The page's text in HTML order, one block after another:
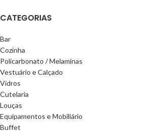
CATEGORIAS
Bar
Cozinha
Policarbonato / Melaminas
Vestuário e Calçado
Vidros
Cutelaria
Louças
Equipamentos e Mobiliário
Buffet